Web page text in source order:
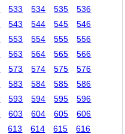
533 534 535
536
543 544 545
546
553 554 555
556
563 564 565
566
573 574 575
576
583 584 585
586
593 594 595
596
603 604 605
606
613 614 615
616